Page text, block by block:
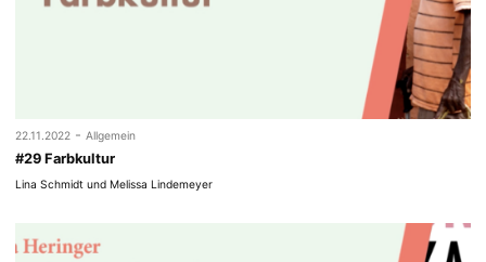
22.11.2022 - Allgemein
#29 Farbkultur
Lina Schmidt und Melissa Lindemeyer